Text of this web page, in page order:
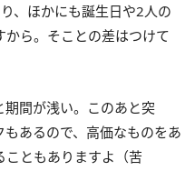
、ほかにも誕生日や2人の
ら。そことの差はつけて
間が浅い。このあと突
あるので、高価なものをあ
こともありますよ（苦